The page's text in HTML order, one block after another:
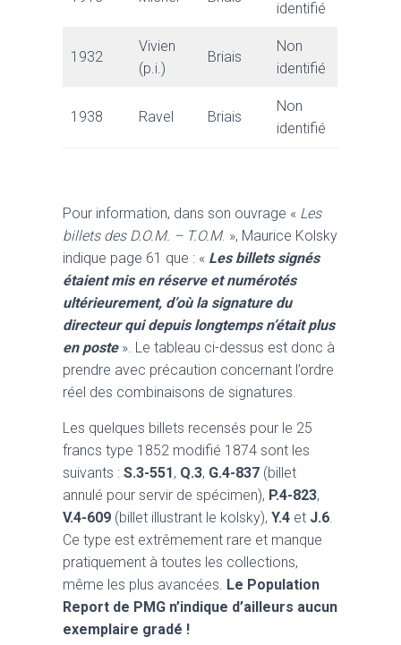
identifié
1932
Vivien
(p.i.)
Briais
Non
identifié
1938 Ravel Briais
Non
identifié
Pour information, dans son ouvrage « Les
billets des D.O.M. – T.O.M. », Maurice Kolsky
indique page 61 que : « Les billets signés
étaient mis en réserve et numérotés
ultérieurement, d’où la signature du
directeur qui depuis longtemps n’était plus
en poste». Le tableau ci-dessus est donc à
prendre avec précaution concernant l’ordre
réel des combinaisons de signatures.
Les quelques billets recensés pour le 25
francs type 1852 modifié 1874 sont les
suivants : S.3-551, Q.3, G.4-837 (billet
annulé pour servir de spécimen), P.4-823,
V.4-609 (billet illustrant le kolsky), Y.4 et J.6
Ce type est extrêmement rare et manque
pratiquement à toutes les collections,
même les plus avancées. Le Population
Report de PMG n’indique d’ailleurs aucun
exemplaire gradé !